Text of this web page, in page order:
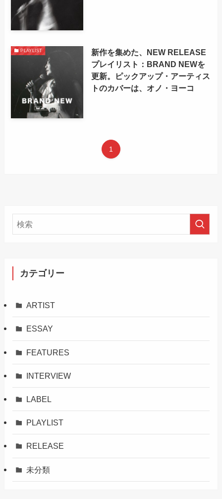
PLAYLIST
新作を集めた、NEW RELEASE
プレイリスト：BRAND NEWを
更新。ピックアップ・アーティス
トのカバーは、オノ・ヨーコ
1
カテゴリー
ARTIST
ESSAY
FEATURES
INTERVIEW
LABEL
PLAYLIST
RELEASE
未分類